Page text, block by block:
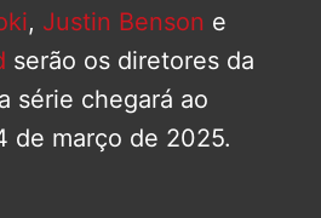
, Justin Benson e
serão os diretores da
série chegará ao
de março de 2025.